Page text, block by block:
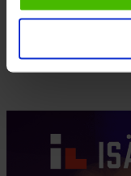
HÄÄTÖ – MYÖS